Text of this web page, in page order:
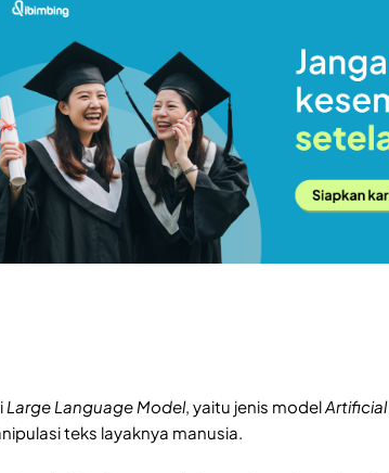
Large Language Model, yaitu jenis model
teks layaknya manusia.